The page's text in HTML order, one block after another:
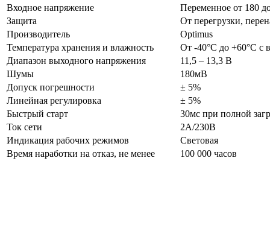
Входное напряжение
Переменное от 180
Защита
От перегрузки,
Производитель
Optimus
Температура хранения и влажность
От -40°С до +60°С с
Диапазон выходного напряжения
11,5 – 13,3 В
Шумы
180мВ
Допуск погрешности
± 5%
Линейная регулировка
± 5%
Быстрый старт
30мс при полной
Ток сети
2А/230В
Индикация рабочих режимов
Световая
Время наработки на отказ, не менее
100 000 часов